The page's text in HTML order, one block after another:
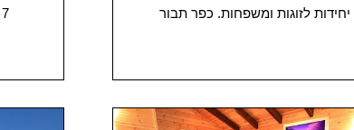
לזוגות ומשפחות. כפר תבור 7 יחידות